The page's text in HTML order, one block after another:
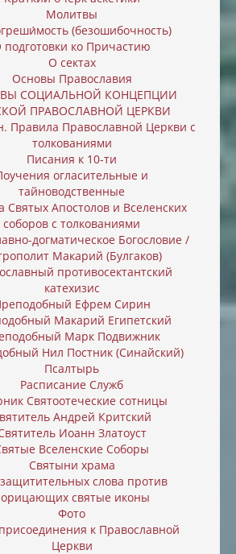
Молитвы
(безошибочность)
подготовки ко Причастию
О сектах
Основы Православия
СОЦИАЛЬНОЙ КОНЦЕПЦИИ
ПРАВОСЛАВНОЙ ЦЕРКВИ
Правила Православной Церкви с
толкованиями
Писания к 10-ти
огласительные и
тайноводственные
Святых Апостолов и Вселенских
соборов с толкованиями
догматическое Богословие /
Макарий (Булгаков)
противосектантский
катехизис
Ефрем Сирин
Макарий Египетский
Марк Подвижник
Нил Постник (Синайский)
Псалтырь
Расписание Служб
Святоотеческие сотницы
Андрей Критский
Иоанн Златоуст
Вселенские Соборы
Святыни храма
слова против
святые иконы
Фото
к Православной
Церкви